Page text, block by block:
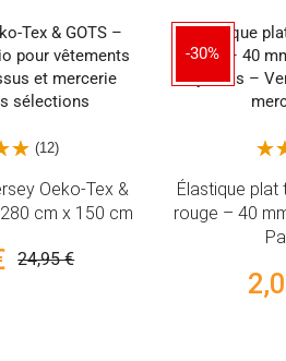
(12)
Oeko-Tex &
cm x 150 cm
24,95 €
-30%
Élastique plat
rouge – 40 mm